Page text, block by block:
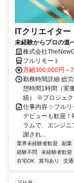
ITクリエイタ
未経験からプロの道
株式会社
フルリモート
月給300,000円～
勤務時間詳細 総
憩時間1時間（実
績） ※プロジェク
仕事内容 ✨フル
デビューも歓迎！
ラムで、エンジ
謝され...
業界未経験者歓迎 副業
経験不問
未経験者歓迎
在宅OK
賞与あり 交